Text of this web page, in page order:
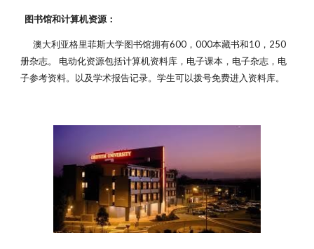
图书馆和计算机资源：
澳大利亚格里菲斯大学图书馆拥有600，000本藏书和10，250
册杂志。 电动化资源包括计算机资料库，电子课本，电子杂志，电
子参考资料。以及学术报告记录。学生可以拨号免费进入资料库。